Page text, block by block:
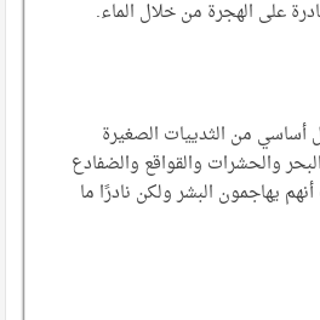
على الهجرة من خلال الماء.
أساسي من الثدييات الصغيرة
والحشرات والقواقع والضفادع
يهاجمون البشر ولكن نادرًا ما